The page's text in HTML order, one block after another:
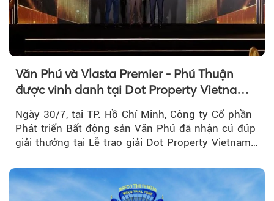
Văn Phú và Vlasta Premier - Phú Thuận
được vinh danh tại Dot Property Vietnam
Ngày 30/7, tại TP. Hồ Chí Minh, Công ty Cổ phần
Phát triển Bất động sản Văn Phú đã nhận cú đúp
giải thưởng tại Lễ trao giải Dot Property Vietnam